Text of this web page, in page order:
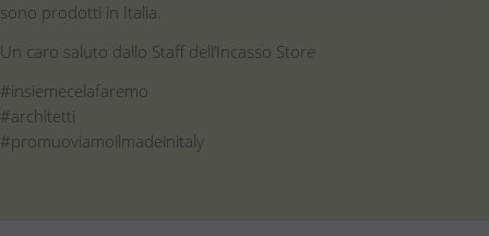
sono prodotti in Italia.
Un caro saluto dallo Staff dell’Incasso Store
#insiemecelafaremo
#architetti
#promuoviamoilmadeinitaly